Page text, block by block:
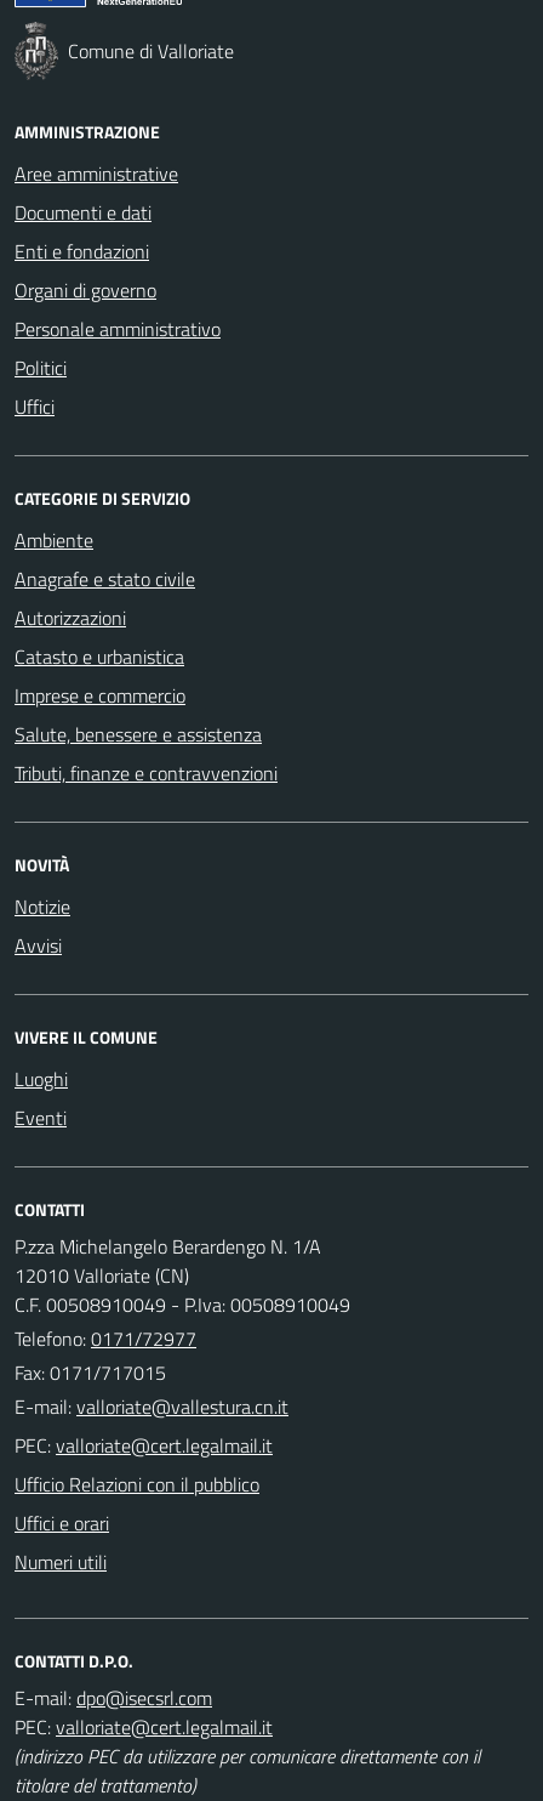
Comune di Valloriate
AMMINISTRAZIONE
Aree amministrative
Documenti e dati
Enti e fondazioni
Organi di governo
Personale amministrativo
Politici
Uffici
CATEGORIE DI SERVIZIO
Ambiente
Anagrafe e stato civile
Autorizzazioni
Catasto e urbanistica
Imprese e commercio
Salute, benessere e assistenza
Tributi, finanze e contravvenzioni
NOVITÀ
Notizie
Avvisi
VIVERE IL COMUNE
Luoghi
Eventi
CONTATTI
P.zza Michelangelo Berardengo N. 1/A
12010 Valloriate (CN)
C.F. 00508910049 - P.Iva: 00508910049
Telefono:0171/72977
Fax: 0171/717015
E-mail:
PEC:
Ufficio Relazioni con il pubblico
Uffici e orari
Numeri utili
CONTATTI D.P.O.
E-mail:
PEC:
(indirizzo PEC da utilizzare per comunicare direttamente con il
titolare del trattamento)